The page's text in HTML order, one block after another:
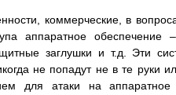
коммерческие, в
аппаратное
заглушки и т.д. Эти
не попадут не в те руки
для атаки на аппаратное